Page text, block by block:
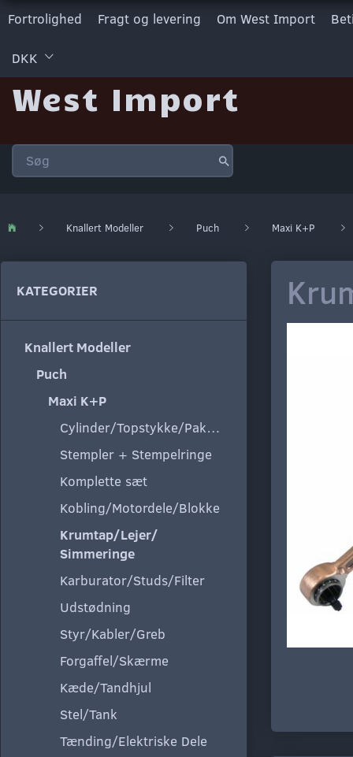
Fortrolighed Fragt og levering Om West Import
DKK
West Import
Knallert Modeller Puch Maxi K+P
KATEGORIER
Knallert Modeller
Puch
Maxi K+P
Cylinder/Topstykke/Pakning
Stempler + Stempelringe
Komplette sæt
Kobling/Motordele/Blokke
Krumtap/Lejer/
Simmeringe
Karburator/Studs/Filter
Udstødning
Styr/Kabler/Greb
Forgaffel/Skærme
Kæde/Tandhjul
Stel/Tank
Tænding/Elektriske Dele